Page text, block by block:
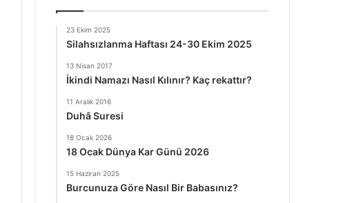
23 Ekim 2025
Silahsızlanma Haftası 24-30 Ekim 2025
13 Nisan 2017
İkindi Namazı Nasıl Kılınır? Kaç rekattır?
11 Aralık 2016
Duhâ Suresi
18 Ocak 2026
18 Ocak Dünya Kar Günü 2026
15 Haziran 2025
Burcunuza Göre Nasıl Bir Babasınız?